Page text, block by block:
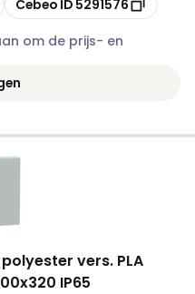
Cebeo ID 5291576
om de prijs- en
vers. PLA
IP65